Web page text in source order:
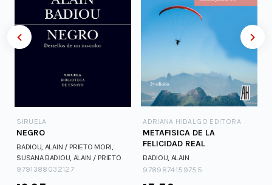
SIRUELA
NEGRO
BADIOU, ALAIN / PRIETO MORI,
SUSANA BADIOU, ALAIN / PRIETO
MORI, SUSANA
9791388032127
ADRIANA HIDALGO EDITORA
METAFISICA DE LA
FELICIDAD REAL
BADIOU, ALAIN
9789874159755